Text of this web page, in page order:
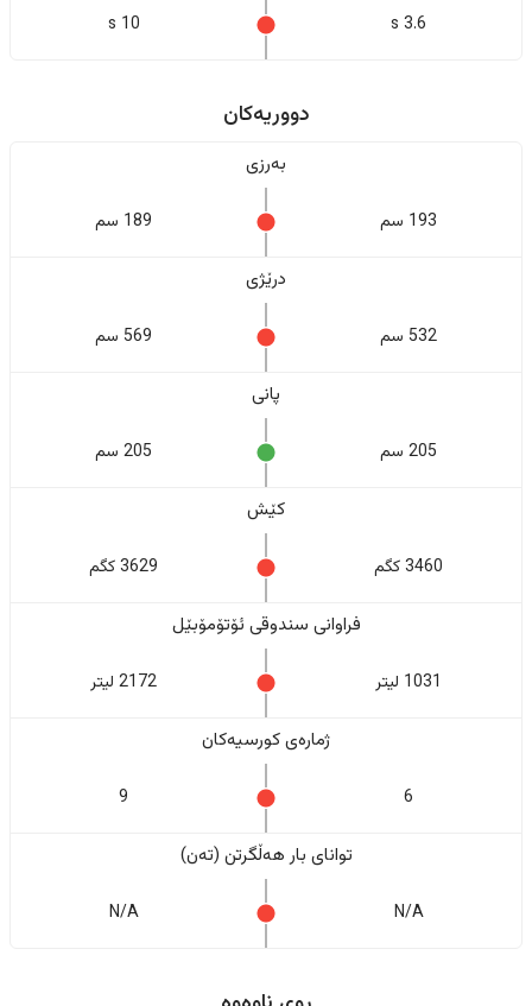
3.6 s
10 s
دووریەکان
بەرزی
193 سم 189 سم
درێژی
532 سم 569 سم
پانی
205 سم 205 سم
کێش
3460 کگم 3629 کگم
فراوانی سندوقی ئۆتۆمۆبێل
1031 لیتر 2172 لیتر
ژمارەی کورسیەکان
6
9
تواناى بار هەڵگرتن (تەن)
N/A
N/A